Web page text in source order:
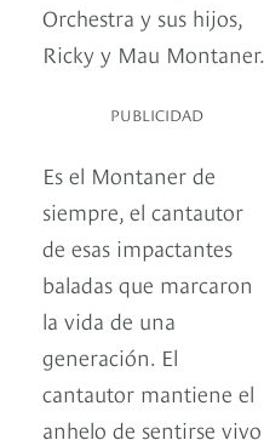
Orchestra y sus hijos,
Ricky y Mau Montaner.
PUBLICIDAD
Es el Montaner de
siempre, el cantautor
de esas impactantes
baladas que marcaron
la vida de una
generación. El
cantautor mantiene el
anhelo de sentirse vivo